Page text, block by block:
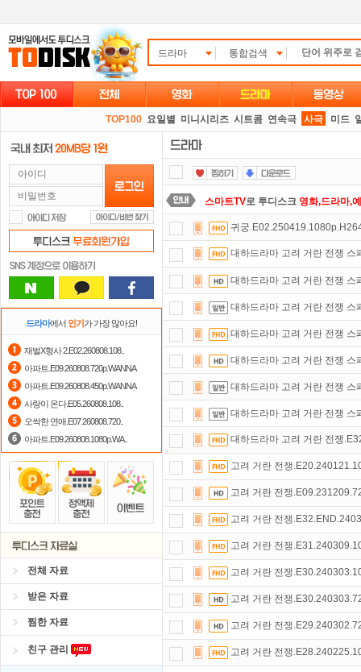
드라마 통합검색
TOP100 요일별 미니시리즈 시트콤 연속극 사극 미드
드라마에서 인기가 가장 많아요!
재벌X형사 2.E02.260808.108..
아파트.E09.260808.720p.WANNA
아파트.E09.260808.450p.WANNA
사랑이 온다.E05.260808.108..
오싹한 연애.E07.260808.720..
아파트.E09.260808.1080p.WA..
전체 자료
받은 자료
찜한 자료
친구 관리
스마트TV로 투디스크 영화,드라마,
요즘 뭐가 재밌지?고민되면 눌러봐!
정액제할인쿠폰 사용방법안내
출석체크 이벤트! 매일매일 출석체
포인트할인쿠폰 사용방법안내
댓글만 잘써도무료 포인트를 드립
자녀보호기능으로 가족과 함께 투디
귀궁
대하드라마 고려 거란 전쟁
대하드라마 고려 거란 전쟁
대하드라마 고려 거란 전쟁
대하드라마 고려 거란 전쟁
대하드라마 고려 거란 전쟁
대하드라마 고려 거란 전쟁
대하드라마 고려 거란 전쟁
대하드라마 고려 거란 전쟁
고려 거란 전쟁
고려 거란 전쟁
고려 거란 전쟁
고려 거란 전쟁
고려 거란 전쟁
고려 거란 전쟁
고려 거란 전쟁
고려 거란 전쟁